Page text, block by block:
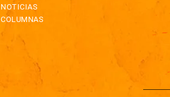
NOTICIAS
COLUMNAS